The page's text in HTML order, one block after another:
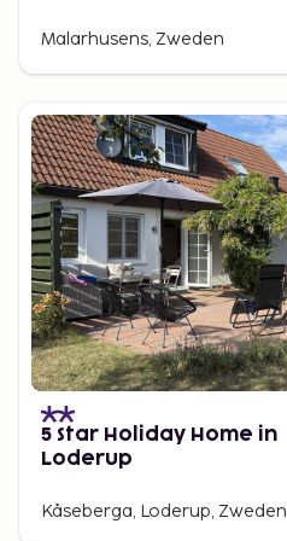
Malarhusens, Zweden
5 Star Holiday Home in
Loderup
Kåseberga, Loderup, Zweden